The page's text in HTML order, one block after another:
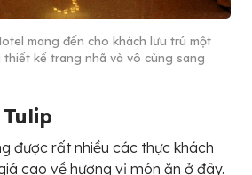
mang đến cho khách lưu trú một
thiết kế trang nhã và vô cùng sang
được rất nhiều các thực khách
cao về hương vị món ăn ở đây.